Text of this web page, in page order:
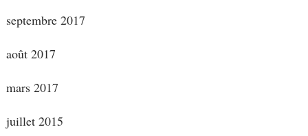
septembre 2017
août 2017
mars 2017
juillet 2015